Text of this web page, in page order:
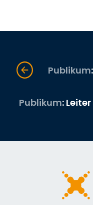
Publikum
Publikum: